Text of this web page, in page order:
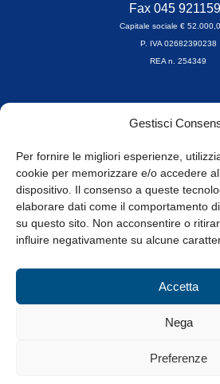
Gestisci
Per fornire le migliori esperienze,
cookie per memorizzare e/o accedere
dispositivo. Il consenso a queste
elaborare dati come il comportamento
su questo sito. Non acconsentire o
influire negativamente su alcune
Accetta
Nega
Preferenze
Fax 045
Capitale sociale €
P. IVA 02682390238
REA n. 254349
Orari di
8.30-13.00 / 14.00-
© Tutti i diritti
Privacy Policy e Cookie|